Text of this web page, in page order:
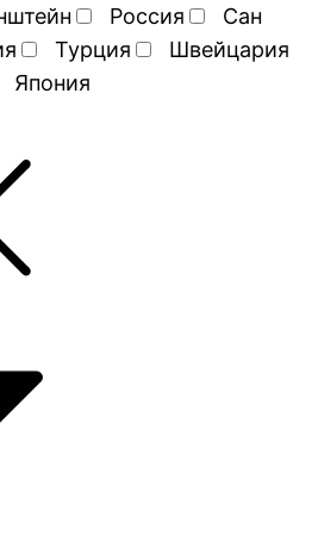
Россия
Сан
Турция
Швейцария
Япония